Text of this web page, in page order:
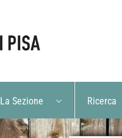
La Sezione Ricerca